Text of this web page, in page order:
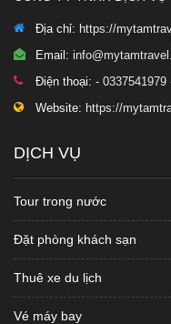
Địa chỉ: https://
Email:
Điện thoại: - 0337541979
Website: https://
DỊCH VỤ
Tour trong nước
Đặt phòng khách sạn
Thuê xe du lịch
Vé máy bay